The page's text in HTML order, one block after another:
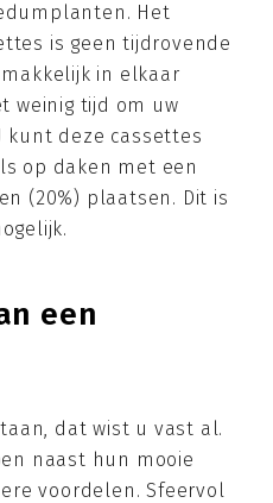
Het
is geen tijdrovende
in elkaar
weinig tijd om uw
kunt deze cassettes
op daken met een
(20%) plaatsen. Dit is
een
dat wist u vast al.
naast hun mooie
voordelen. Sfeervol